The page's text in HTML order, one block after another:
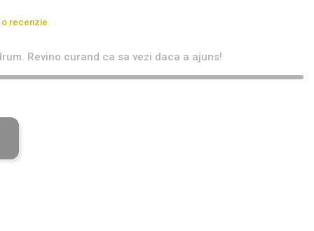
recenzie
Revino curand ca sa vezi daca a ajuns!